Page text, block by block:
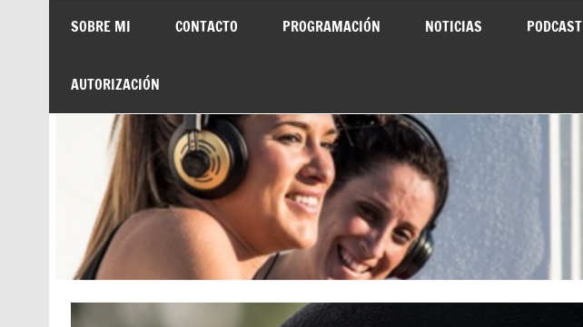
SOBRE MI CONTACTO PROGRAMACIÓN NOTICIAS PODCAST
AUTORIZACIÓN